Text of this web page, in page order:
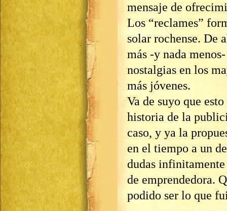
mensaje de
Los “reclames”
solar rochense. De
más -y nada
nostalgias en los
más jóvenes.
Va de suyo que
historia de la
caso, y ya la
en el tiempo a un
dudas
de emprendedora.
podido ser lo que